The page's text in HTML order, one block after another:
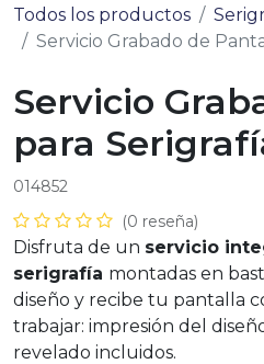
Todos los productos
Servicio Grabado de
Servicio
para
014852
(0 reseña)
Disfruta de un servicio
serigrafía montadas en
diseño y recibe tu pantalla
trabajar: impresión del
revelado incluidos.